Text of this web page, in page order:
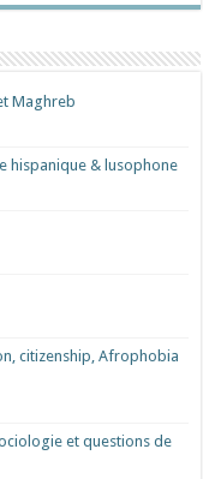
Maghreb
hispanique & lusophone
citizenship, Afrophobia
et questions de